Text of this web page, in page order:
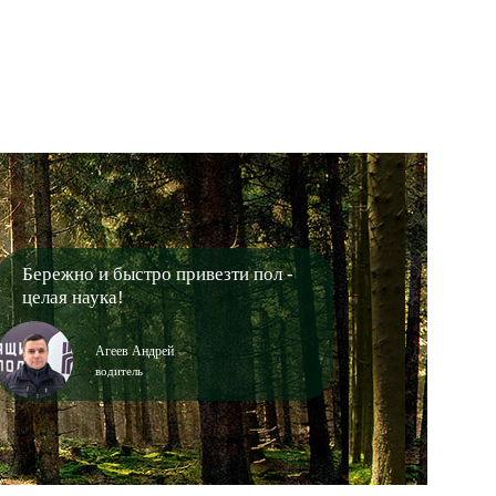
Бережно и быстро привезти пол -
целая наука!
Агеев Андрей
водитель